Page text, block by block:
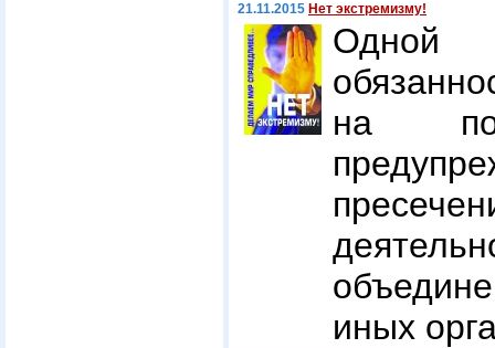
21.11.2015 Нет экстремизму!
на
иных